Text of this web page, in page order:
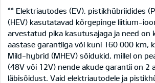
** Elektriautodes (EV), pistikhübriidides
(HEV) kasutatavad kõrgepinge liitium-
arvestatud pika kasutusajaga ja need on
aastase garantiiga või kuni 160 000 km,
Mild-hybrid (MHEV) sõidukid, millel on
(48V või 12V) nende akude garantii on 2
läbisõidust. Vaid elektriautodele ja